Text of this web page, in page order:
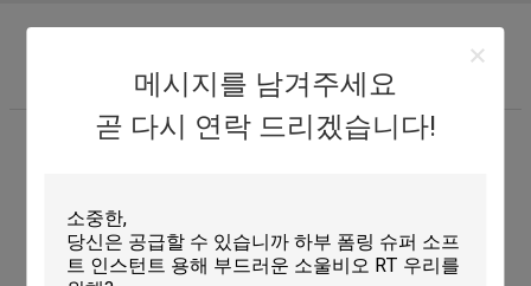
메시지를 남겨주세요
곧 다시 연락 드리겠습니다!
홈 사이트맵 사생활 보호 정책
탁상용 전망